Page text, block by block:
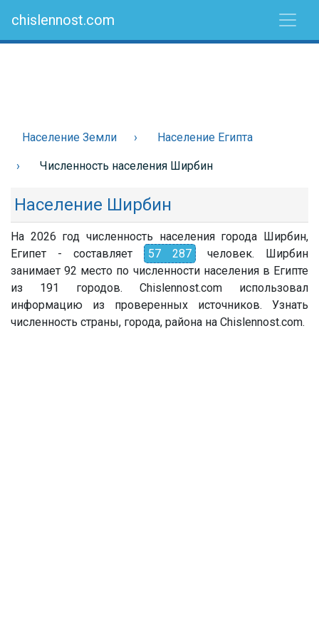
chislennost.com
Население Земли Население Египта
Численность населения Ширбин
Население Ширбин
На 2026 год численность населения города Ширбин,
Египет - составляет
57 287
человек. Ширбин
занимает 92 место по численности населения в Египте
из 191 городов. Chislennost.com использовал
информацию из проверенных источников. Узнать
численность страны, города, района на Chislennost.com.